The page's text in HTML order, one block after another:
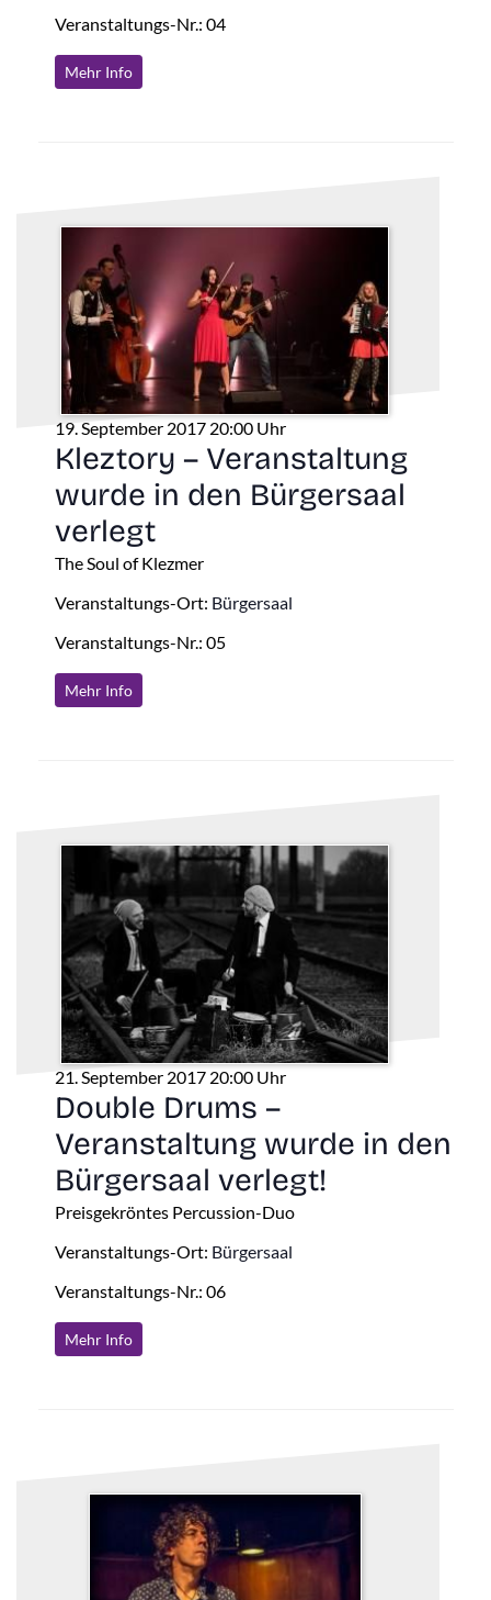
Veranstaltungs-Nr.: 04
Mehr Info
19. September 2017 20:00 Uhr
Kleztory – Veranstaltung
wurde in den Bürgersaal
verlegt
The Soul of Klezmer
Veranstaltungs-Ort: Bürgersaal
Veranstaltungs-Nr.: 05
Mehr Info
21. September 2017 20:00 Uhr
Double Drums –
Veranstaltung wurde in den
Bürgersaal verlegt!
Preisgekröntes Percussion-Duo
Veranstaltungs-Ort: Bürgersaal
Veranstaltungs-Nr.: 06
Mehr Info